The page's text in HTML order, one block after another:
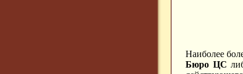
Наиболее
Бюро ЦС